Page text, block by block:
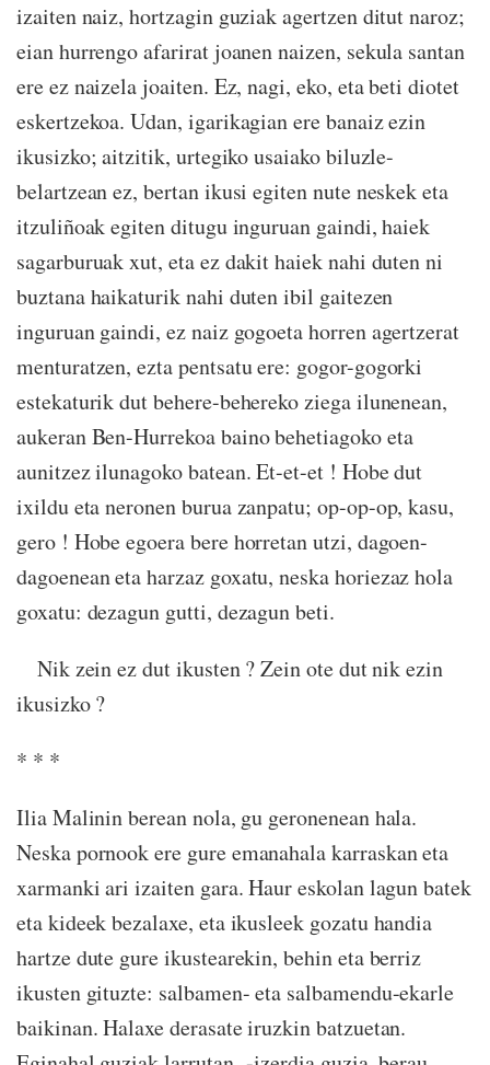
izaiten naiz, hortzagin guziak agertzen ditut naroz;
eian hurrengo afarirat joanen naizen, sekula santan
ere ez naizela joaiten. Ez, nagi, eko, eta beti diotet
eskertzekoa. Udan, igarikagian ere banaiz ezin
ikusizko; aitzitik, urtegiko usaiako biluzle-
belartzean ez, bertan ikusi egiten nute neskek eta
itzuliñoak egiten ditugu inguruan gaindi, haiek
sagarburuak xut, eta ez dakit haiek nahi duten ni
buztana haikaturik nahi duten ibil gaitezen
inguruan gaindi, ez naiz gogoeta horren agertzerat
menturatzen, ezta pentsatu ere: gogor-gogorki
estekaturik dut behere-behereko ziega ilunenean,
aukeran Ben-Hurrekoa baino behetiagoko eta
aunitzez ilunagoko batean. Et-et-et ! Hobe dut
ixildu eta neronen burua zanpatu; op-op-op, kasu,
gero ! Hobe egoera bere horretan utzi, dagoen-
dagoenean eta harzaz goxatu, neska horiezaz hola
goxatu: dezagun gutti, dezagun beti.
Nik zein ez dut ikusten ? Zein ote dut nik ezin
ikusizko ?
* * *
Ilia Malinin berean nola, gu geronenean hala.
Neska pornook ere gure emanahala karraskan eta
xarmanki ari izaiten gara. Haur eskolan lagun batek
eta kideek bezalaxe, eta ikusleek gozatu handia
hartze dute gure ikustearekin, behin eta berriz
ikusten gituzte: salbamen- eta salbamendu-ekarle
baikinan. Halaxe derasate iruzkin batzuetan.